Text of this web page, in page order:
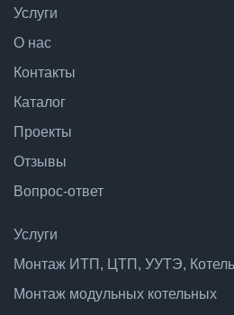
Услуги
О нас
Контакты
Каталог
Проекты
Отзывы
Вопрос-ответ
Услуги
Монтаж ИТП, ЦТП, УУТЭ,
Монтаж модульных котельных